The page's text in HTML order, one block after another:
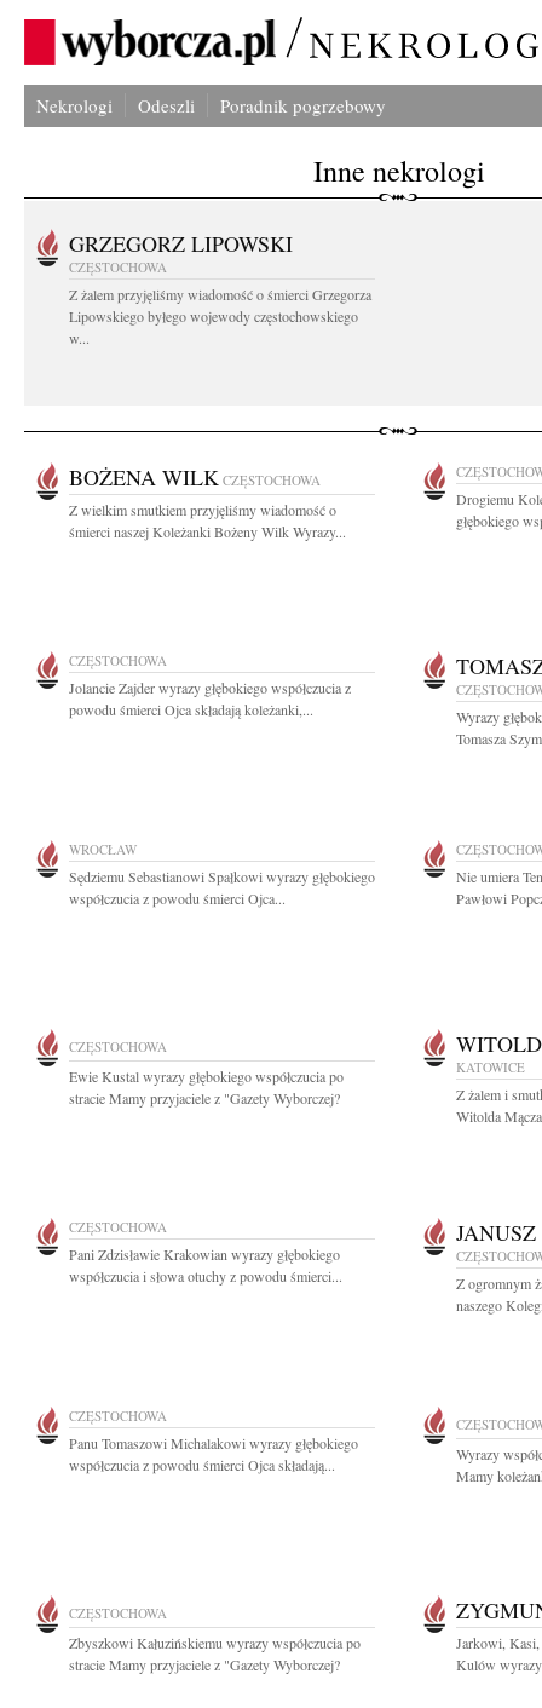
Nekrologi Odeszli Poradnik pogrzebowy
Inne nekrologi
GRZEGORZ LIPOWSKI
CZĘSTOCHOWA
Z żalem przyjęliśmy wiadomość o śmierci Grzegorza
Lipowskiego byłego wojewody częstochowskiego
w...
BOŻENA WILK CZĘSTOCHOWA
Z wielkim smutkiem przyjęliśmy wiadomość o
śmierci naszej Koleżanki Bożeny Wilk Wyrazy...
Drogiemu
głębokiego
CZĘSTOCHOWA
Jolancie Zajder wyrazy głębokiego współczucia z
powodu śmierci Ojca składają koleżanki,...
Wyrazy
Tomasza
WROCŁAW
Sędziemu Sebastianowi Spałkowi wyrazy głębokiego
współczucia z powodu śmierci Ojca...
Nie umiera
Pawłowi
CZĘSTOCHOWA
Ewie Kustal wyrazy głębokiego współczucia po
stracie Mamy przyjaciele z "Gazety Wyborczej?
KATOWICE
Z żalem i
Witolda
CZĘSTOCHOWA
Pani Zdzisławie Krakowian wyrazy głębokiego
współczucia i słowa otuchy z powodu śmierci...
Z ogromnym
naszego
CZĘSTOCHOWA
Panu Tomaszowi Michalakowi wyrazy głębokiego
współczucia z powodu śmierci Ojca składają...
Wyrazy
Mamy
CZĘSTOCHOWA
Zbyszkowi Kałuzińskiemu wyrazy współczucia po
stracie Mamy przyjaciele z "Gazety Wyborczej?
Jarkowi, Kasi,
Kulów wyrazy